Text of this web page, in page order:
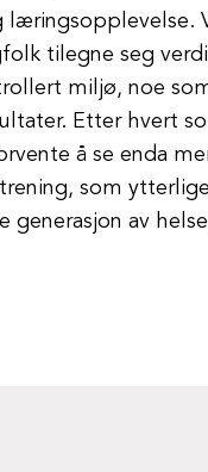
læringsopplevelse.
tilegne seg
miljø, noe
Etter hvert
å se enda
som
generasjon av